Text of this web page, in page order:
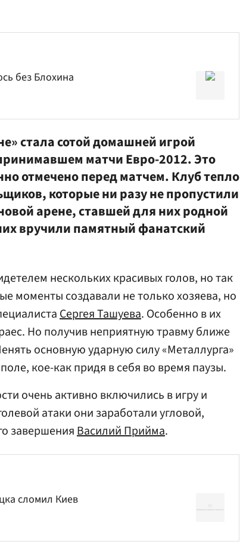
без Блохина
стала сотой домашней игрой
матчи Евро-2012. Это
отмечено перед матчем. Клуб тепло
которые ни разу не пропустили
арене, ставшей для них родной
вручили памятный фанатский
нескольких красивых голов, но так
моменты создавали не только хозяева, но
Сергея Ташуева. Особенно в их
Но получив неприятную травму ближе
основную ударную силу «Металлурга»
кое-как придя в себя во время паузы.
очень активно включились в игру и
атаки они заработали угловой,
завершенияВасилий Прийма.
сломил Киев